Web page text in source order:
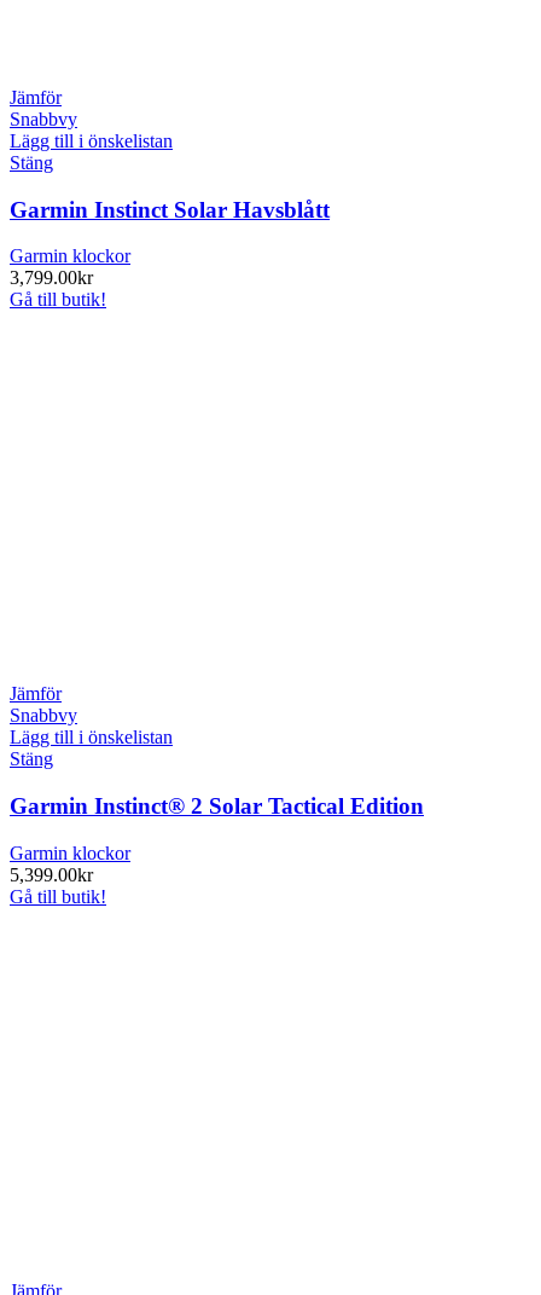
Jämför
Snabbvy
Lägg till i önskelistan
Stäng
Garmin Instinct Solar Havsblått
Garmin klockor
3,799.00kr
Gå till butik!
Jämför
Snabbvy
Lägg till i önskelistan
Stäng
Garmin Instinct® 2 Solar Tactical Edition
Garmin klockor
5,399.00kr
Gå till butik!
Jämför